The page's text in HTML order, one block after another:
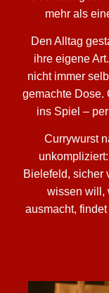
mehr als
Den Alltag
ihre eigene
nicht immer
gemachte Dose.
ins Spiel –
Currywurst
Bielefeld, sicher
wissen will,
ausmacht,